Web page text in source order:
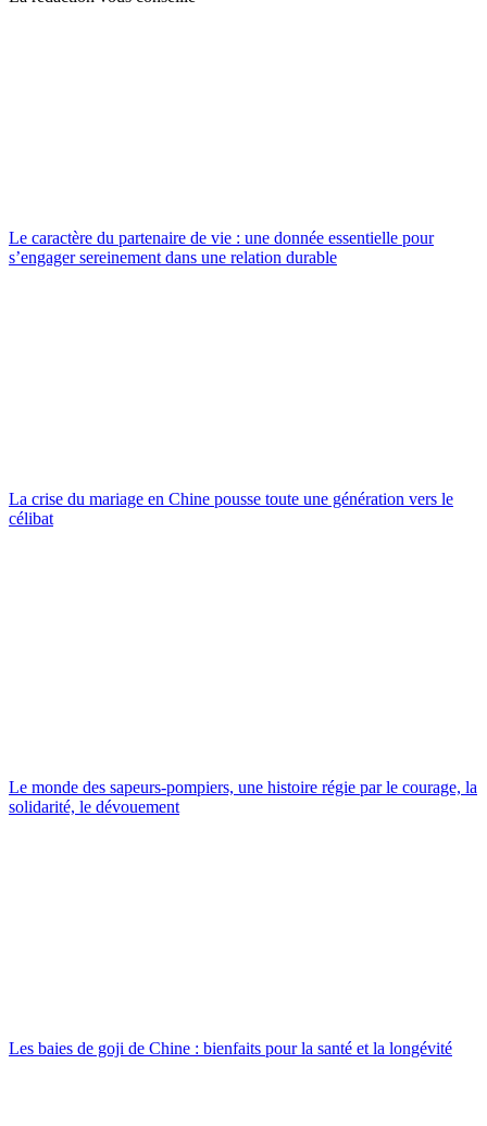
Le caractère du partenaire de vie : une donnée essentielle pour
s’engager sereinement dans une relation durable
La crise du mariage en Chine pousse toute une génération vers le
célibat
Le monde des sapeurs-pompiers, une histoire régie par le courage, la
solidarité, le dévouement
Les baies de goji de Chine : bienfaits pour la santé et la longévité